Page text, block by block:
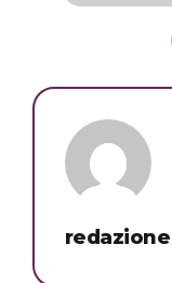
redazione